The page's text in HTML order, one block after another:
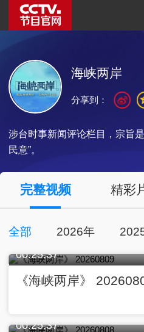
海峡两岸
涉台时事新闻评论栏目，宗旨
民意”。
央视影音
点击下载
分享到：
完整视频 精彩
全部 2026年
00:25:37
《海峡两岸》
00:25:37